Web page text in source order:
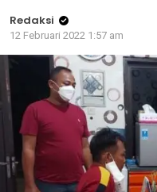
Redaksi
12 Februari 2022 1:57 am